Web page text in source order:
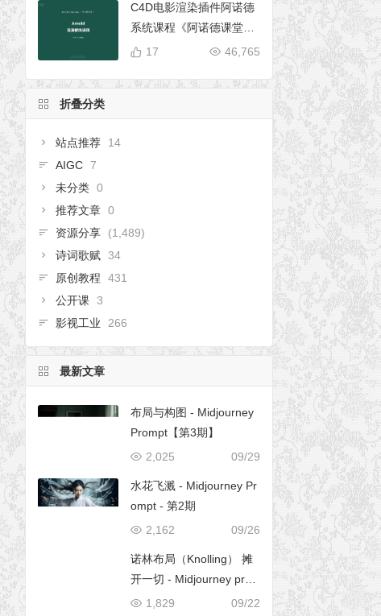
C4D电影渲染插件阿诺德
系统课程《阿诺德课堂之
玉清境》
46,765
17
折叠分类
站点推荐
14
AIGC 7
未分类 0
推荐文章 0
资源分享
(1,489)
诗词歌赋 34
原创教程
431
公开课 3
影视工业
266
最新文章
布局与构图 - Midjourney
Prompt【第3期】
09/29
2,025
水花飞溅 - Midjourney Pr
ompt - 第2期
09/26
2,162
诺林布局（Knolling） 摊
开一切 - Midjourney pro
mpt
09/22
1,829